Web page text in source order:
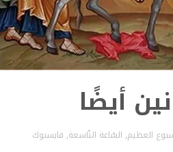
أيضًا
العظيم, السّاعة التّاسعة, فايسبوك